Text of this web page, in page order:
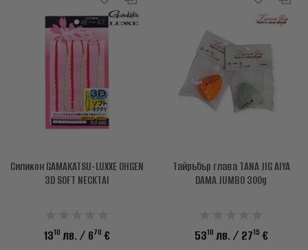
Силикон GAMAKATSU-LUXXE OHGEN
3D SOFT NECKTAI
1310 лв. / 670 €
Тайръбър глава TANA JIG AIYA
DAMA JUMBO 300g
5310 лв. / 2715 €